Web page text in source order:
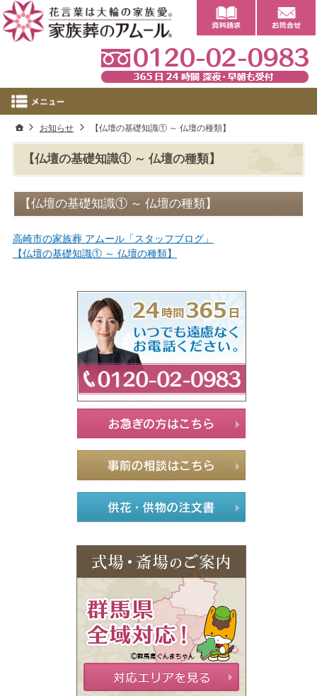
【仏壇の基礎知識① ～ 仏壇の種類】
【仏壇の基礎知識① ～ 仏壇の種類】
高崎市の家族葬 アムール「スタッフブログ」
【仏壇の基礎知識① ～ 仏壇の種類】
ホーム
お知らせ 【仏壇の基礎知識① ～ 仏壇の種類】